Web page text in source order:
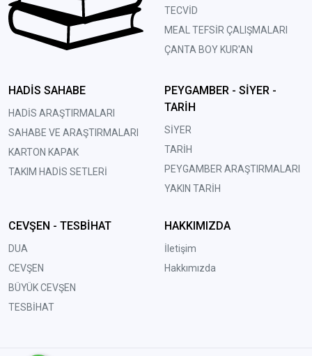
TECVİD
MEAL TEFSİR ÇALIŞMALARI
ÇANTA BOY KUR'AN
HADİS SAHABE
HADİS ARAŞTIRMALARI
SAHABE VE ARAŞTIRMALARI
KARTON KAPAK
TAKIM HADİS SETLERİ
PEYGAMBER - SİYER -
TARİH
SİYER
TARİH
PEYGAMBER ARAŞTIRMALARI
YAKIN TARİH
CEVŞEN - TESBİHAT
DUA
CEVŞEN
BÜYÜK CEVŞEN
TESBİHAT
HAKKIMIZDA
İletişim
Hakkımızda